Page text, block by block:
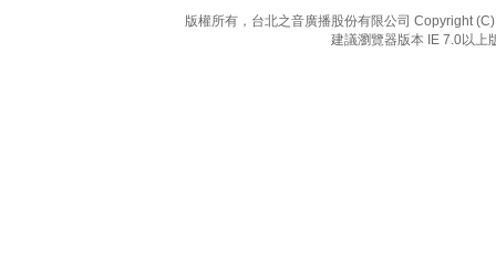
版權所有，台北之音廣播股份有限公司 Copyright
建議瀏覽器版本 IE 7.0以上